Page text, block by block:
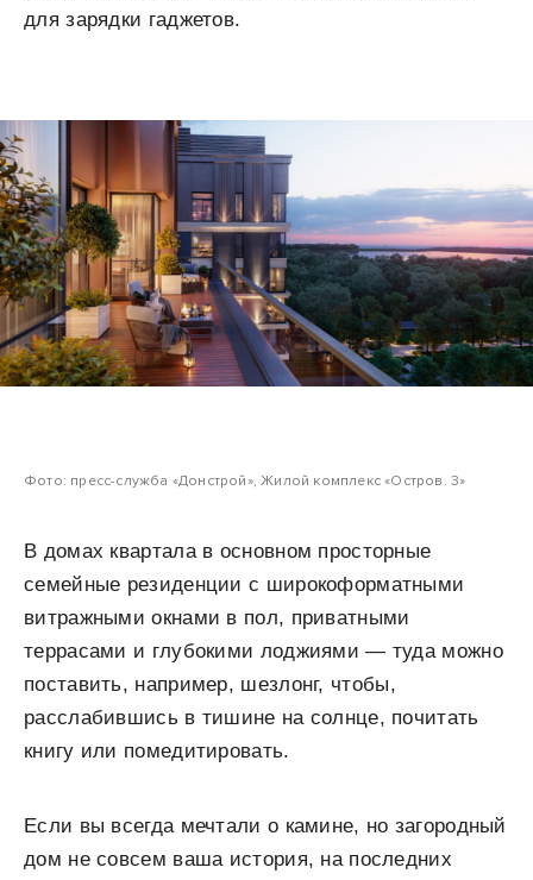
для зарядки гаджетов.
Фото: пресс-служба «Донстрой», Жилой комплекс «Остров. 3»
В домах квартала в основном просторные
семейные резиденции c широкоформатными
витражными окнами в пол, приватными
террасами и глубокими лоджиями — туда можно
поставить, например, шезлонг, чтобы,
расслабившись в тишине на солнце, почитать
книгу или помедитировать.
Если вы всегда мечтали о камине, но загородный
дом не совсем ваша история, на последних